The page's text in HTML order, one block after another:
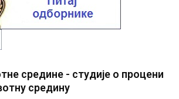
средине - студије о процени
средину